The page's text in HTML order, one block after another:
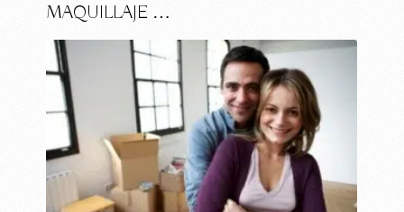
MAQUILLAJE …